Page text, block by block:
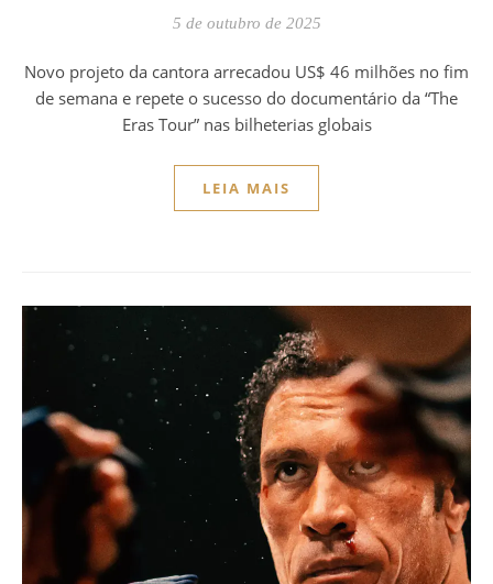
5 de outubro de 2025
Novo projeto da cantora arrecadou US$ 46 milhões no fim
de semana e repete o sucesso do documentário da “The
Eras Tour” nas bilheterias globais
LEIA MAIS